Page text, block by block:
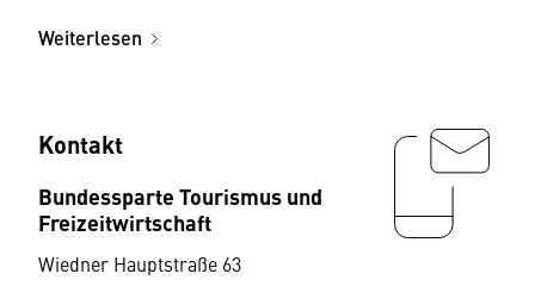
Weiterlesen
Kontakt
Bundessparte Tourismus und
Freizeitwirtschaft
Wiedner Hauptstraße 63